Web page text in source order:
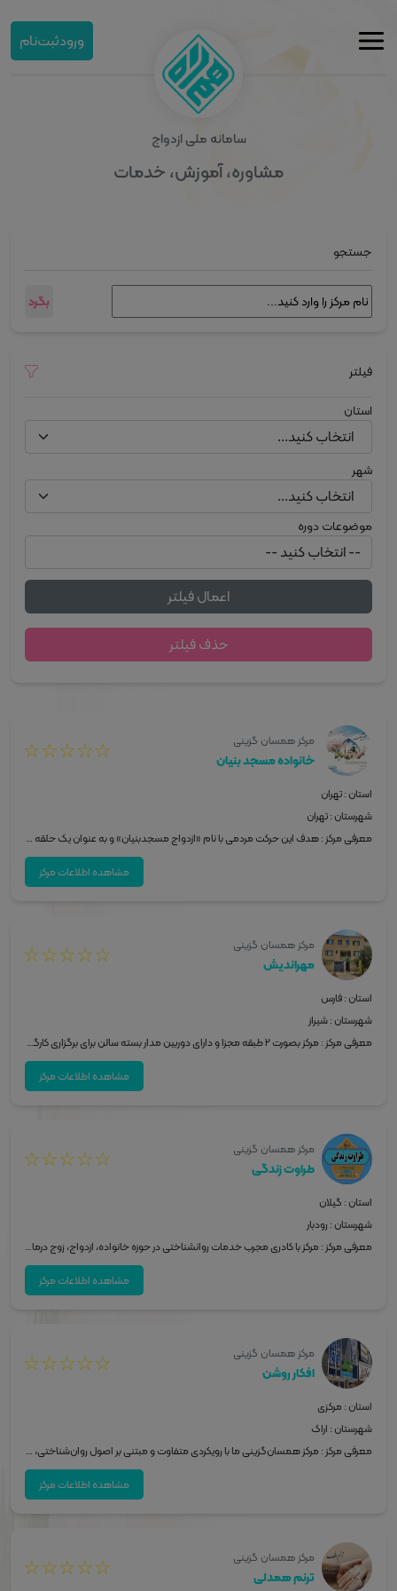
ورودثبت‌نام
سامانه ملی ازدواج
مشاوره، آموزش، خدمات
جستجو
بگرد
فیلتر
استان
انتخاب کنید...
شهر
انتخاب کنید...
موضوعات دوره
اعمال فیلتر
حذف فیلتر
مرکز همسان گزینی
خانواده مسجد بنیان ☆☆☆☆☆
استان : تهران
شهرستان : تهران
معرفی مرکز : هدف این حرکت مردمی با نام «ازدواج مسجد‌بنیان» و به عنوان یک حلقه میانی این است که کمک کند «مسجد» به عنوان قرارگاه «تشکیل، تحکیم و تعالی» نهاد خانواده، نقش خود را در جامعه تثبیت کند. ویژگی های کلیدی مجموعه مسجد محور کار است. اساس کار مردم هستند. آموزش مجازی واسطان مسجد مورد تاکید است. به تامین شبکه مشاور جهت توانمندسازی واسطه‌گر و ایجاد نظام ارجاع توجه می‌شود. ارتباط مساجد و آموزش واسطه گران از طریق نرم افزار است. مهمترین فعالیت‌های حرکت مردمی «ازدواج مسجد‌بنیان» - فعالیت‌های ترویجی، تبلیغی و محتوایی - اتصال نرم افزاری مساجد و شبکه‌سازی peyvand.vasetan.ir - ایجاد مدرسه مجازی آموزش و توانمندسازی واسطان مساجد madresèh.vasetan.ir - تلاش برای تامین شبکه مشاوره و نظام ارجاع متقاضی به مشاور توسط مسجد
مشاهده اطلاعات مرکز
مرکز همسان گزینی
مهراندیش ☆☆☆☆☆
استان : فارس
شهرستان : شیراز
معرفی مرکز : مرکز بصورت ۲ طبقه مجزا و دارای دوربین مدار بسته سالن برای برگزاری کارگاه پیش از ازدواج دارای ظرفیت ۳۰ نفر دارای تجهیزات سرمایشی وگرمایشی مکان دارای ۲ اتاق برای مشاوره فردی واین مرکز دارای ۵ مشاور برای مشاوره فردی وگروهی که هز مهارت کافی برخوردارند
مشاهده اطلاعات مرکز
مرکز همسان گزینی
طراوت زندگی ☆☆☆☆☆
استان : گیلان
شهرستان : رودبار
معرفی مرکز : مرکز با کادری مجرب خدمات روانشناختی در حوزه خانواده، ازدواج، زوج درمانی. اجرای انواع تست هوش و شخصیت و ... ارائه می دهد. برگزار کننده کارگاه های تحکیم و بنیان خانواده. مهارت های ارتباطی زوجین. مهارت های زندگی.
مشاهده اطلاعات مرکز
مرکز همسان گزینی
افکار روشن ☆☆☆☆☆
استان : مرکزی
شهرستان : اراک
معرفی مرکز : مرکز همسان‌گزینی ما با رویکردی متفاوت و مبتنی بر اصول روان‌شناختی، با هدف تسهیل ازدواج آگاهانه و پایدار راه‌اندازی شده است. در این مرکز، صرفاً معرفی افراد انجام نمی‌شود؛ بلکه پیش از هر آشنایی، ارزیابی دقیق فردی، بررسی آمادگی روانی برای ازدواج، شفاف‌سازی انتظارات و شناسایی عوامل پرخطر صورت می‌گیرد. تمرکز ما بر همسانی عمیق شخصیتی، هیجانی و ارزشی است، نه تطابق‌های سطحی و مقطعی. این مرکز در کنار خدمات تخصصی مشاوره، تلاش می‌کند انتخاب همسر را از یک تصمیم احساسی یا شتاب‌زده، به فرآیندی آگاهانه، مسئولانه و قابل اتکا تبدیل کند.
مشاهده اطلاعات مرکز
مرکز همسان گزینی
ترنم همدلی ☆☆☆☆☆